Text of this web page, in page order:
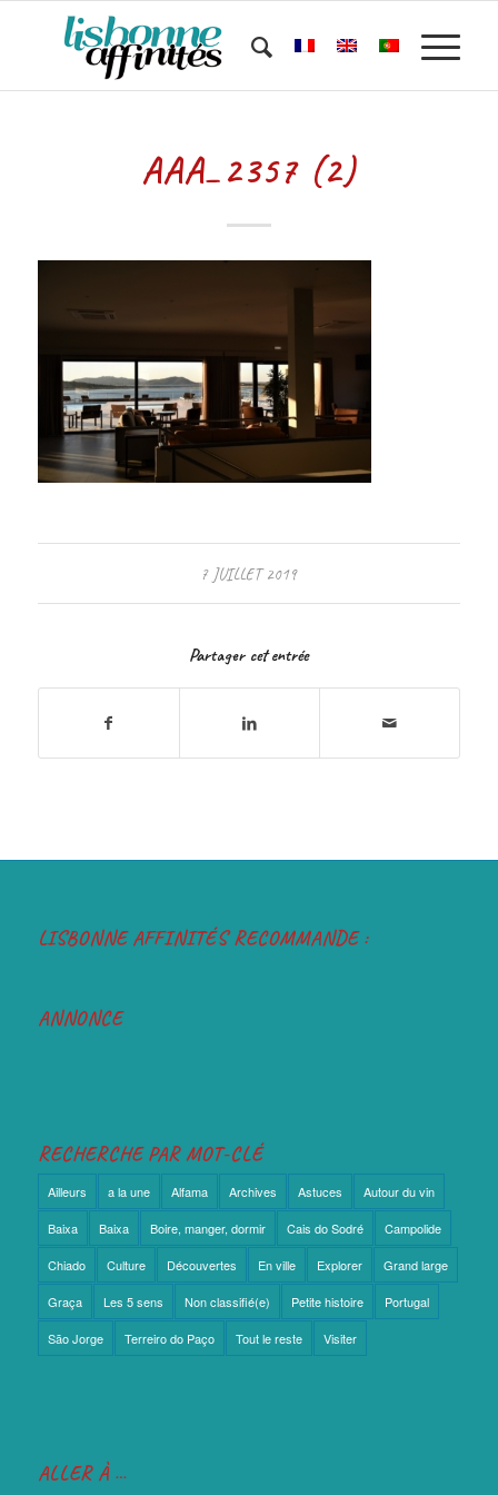
AAA_2357 (2)
7 JUILLET 2019
Partager cet entrée
LISBONNE AFFINITÉS RECOMMANDE :
ANNONCE
RECHERCHE PAR MOT-CLÉ
Ailleurs a la une Alfama Archives Astuces Autour du vin
Baixa Baixa Boire, manger, dormir Cais do Sodré Campolide
Chiado Culture Découvertes En ville Explorer Grand large
Graça Les 5 sens Non classifié(e) Petite histoire Portugal
São Jorge Terreiro do Paço Tout le reste Visiter
ALLER À …